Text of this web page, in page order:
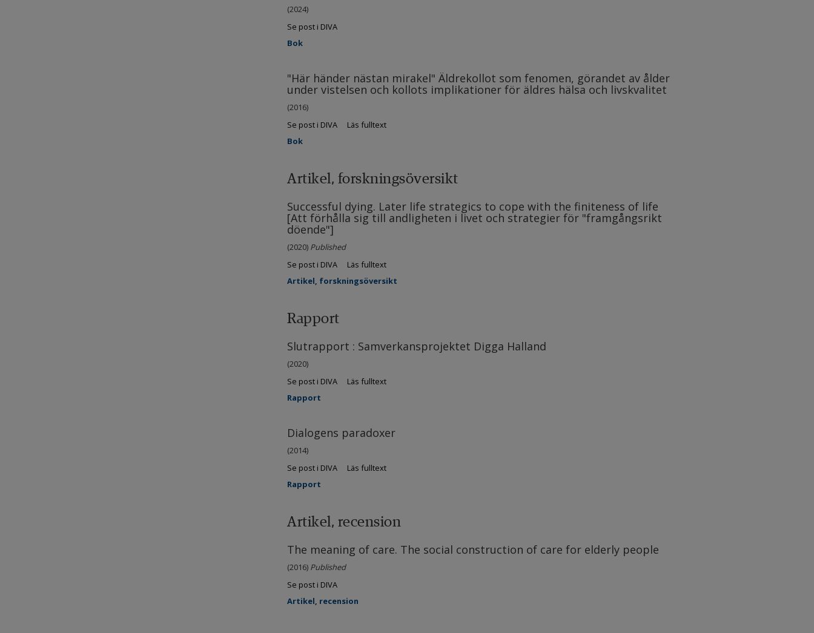
(2024)
Se post i DIVA
Bok
"Här händer nästan mirakel" Äldrekollot som fenomen, görandet av ålder
under vistelsen och kollots implikationer för äldres hälsa och livskvalitet
(2016)
Se post i DIVA
Läs fulltext
Bok
Artikel, forskningsöversikt
Successful dying. Later life strategics to cope with the finiteness of life
[Att förhålla sig till andligheten i livet och strategier för "framgångsrikt
döende"]
(2020) Published
Se post i DIVA
Läs fulltext
Artikel, forskningsöversikt
Rapport
Slutrapport : Samverkansprojektet Digga Halland
(2020)
Se post i DIVA
Läs fulltext
Rapport
Dialogens paradoxer
(2014)
Se post i DIVA
Läs fulltext
Rapport
Artikel, recension
The meaning of care. The social construction of care for elderly people
(2016) Published
Se post i DIVA
Artikel, recension